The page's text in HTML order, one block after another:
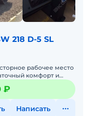
218 D-5 SL
рабочее место
комфорт и
обзору спереди
₽
Написать